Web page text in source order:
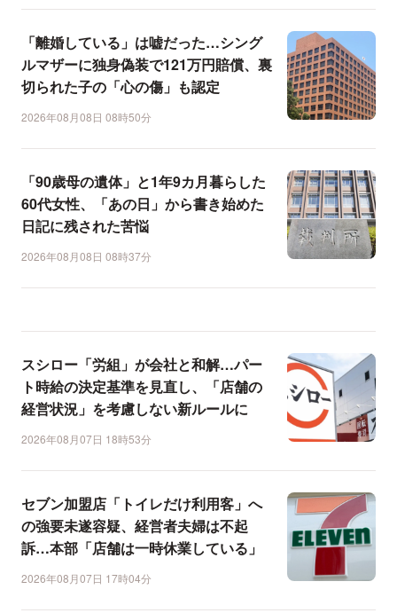
「離婚している」は嘘だった…シング
ルマザーに独身偽装で121万円賠償、裏
切られた子の「心の傷」も認定
2026年08月08日 08時50分
「90歳母の遺体」と1年9カ月暮らした
60代女性、「あの日」から書き始めた
日記に残された苦悩
2026年08月08日 08時37分
スシロー「労組」が会社と和解…パー
ト時給の決定基準を見直し、「店舗の
経営状況」を考慮しない新ルールに
2026年08月07日 18時53分
セブン加盟店「トイレだけ利用客」へ
の強要未遂容疑、経営者夫婦は不起
訴…本部「店舗は一時休業している」
2026年08月07日 17時04分